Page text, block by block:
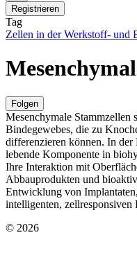
Registrieren
Tag
Zellen in der Werkstoff- und
Folgen
Mesenchymale Stammzellen
Bindegewebes, die zu
differenzieren können. In der
lebende Komponente in
Ihre Interaktion mit
Abbauprodukten und
Entwicklung von
intelligenten, zellresponsiven
© 2026